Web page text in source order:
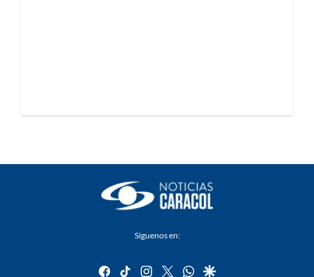
Síguenos en:
facebook
tiktok instagram
twitterwhatsapp
google